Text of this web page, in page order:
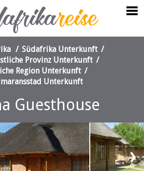
/ Südafrika Unterkunft /
Provinz Unterkunft /
Region Unterkunft /
Unterkunft
Guesthouse
›